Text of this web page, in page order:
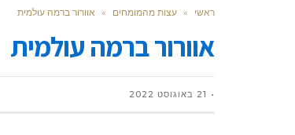
ראשי » עצות מהמומחים » אוורור ברמה עולמית
אוורור ברמה עולמית
21 באוגוסט 2022